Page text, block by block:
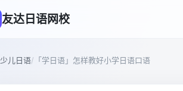
友达日语网校
少儿日语/ 「学日语」怎样教好小学日语口语